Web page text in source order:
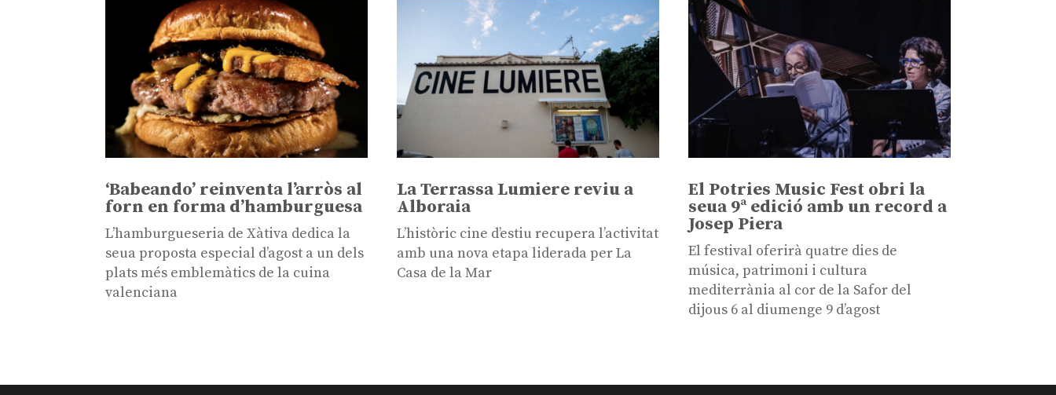
‘Babeando’ reinventa l’arròs al
forn en forma d’hamburguesa
L’hamburgueseria de Xàtiva dedica la
seua proposta especial d’agost a un dels
plats més emblemàtics de la cuina
valenciana
La Terrassa Lumiere reviu a
Alboraia
L’històric cine d’estiu recupera l’activitat
amb una nova etapa liderada per La
Casa de la Mar
El Potries Music Fest obri la
seua 9ª edició amb un record a
Josep Piera
El festival oferirà quatre dies de
música, patrimoni i cultura
mediterrània al cor de la Safor del
dijous 6 al diumenge 9 d’agost